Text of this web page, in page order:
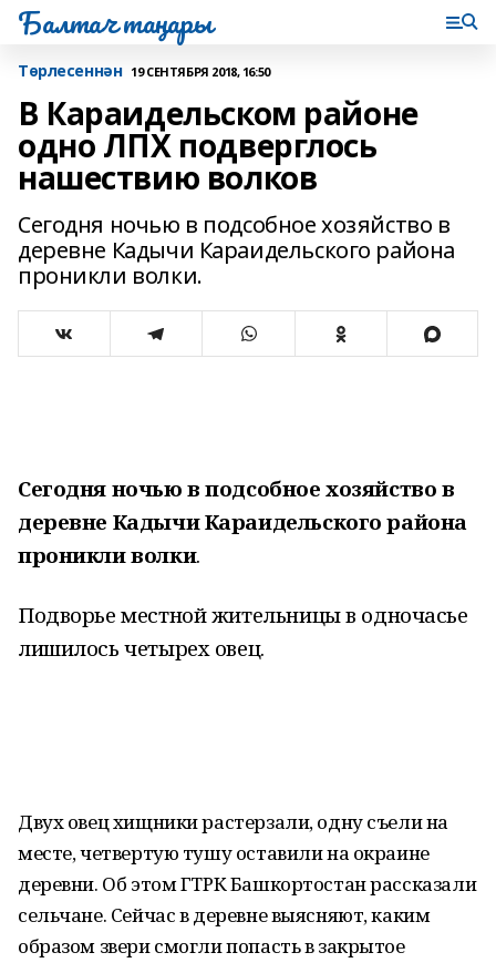
Балтач таңнары
Tөрлесеннән 19 СЕНТЯБРЯ 2018, 16:50
В Караидельском районе
одно ЛПХ подверглось
нашествию волков
Сегодня ночью в подсобное хозяйство в
деревне Кадычи Караидельского района
проникли волки.
Сегодня ночью в подсобное хозяйство в
деревне Кадычи Караидельского района
проникли волки.
Подворье местной жительницы в одночасье
лишилось четырех овец.
Двух овец хищники растерзали, одну съели на
месте, четвертую тушу оставили на окраине
деревни. Об этом ГТРК Башкортостан рассказали
сельчане. Сейчас в деревне выясняют, каким
образом звери смогли попасть в закрытое